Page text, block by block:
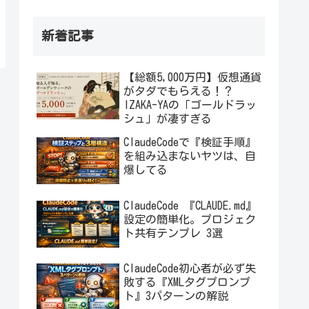
新着記事
【総額5,000万円】仮想通貨
がタダでもらえる！？
IZAKA-YAの「ゴールドラッ
シュ」が凄すぎる
ClaudeCodeで『検証手順』
を組み込まないヤツは、自
爆してる
ClaudeCode 『CLAUDE.md』
設定の簡単化。プロジェク
ト共有テンプレ 3選
ClaudeCode初心者が必ず失
敗する『XMLタグプロンプ
ト』3パターンの解説